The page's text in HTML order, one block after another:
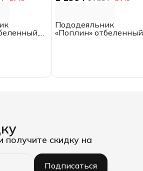
Пододеяльник
«Поплин» отбеленный,
скидку на
Подписаться